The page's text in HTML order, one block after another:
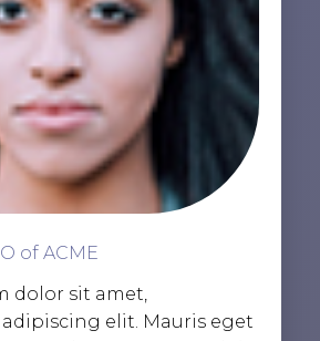
of ACME
dolor sit amet,
elit. Mauris eget